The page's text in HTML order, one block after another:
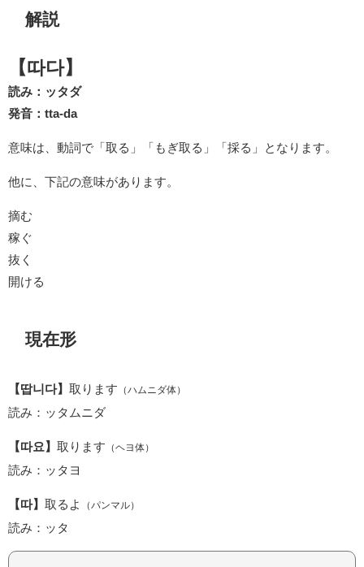
解説
【따다】
読み：ッタダ
発音：tta-da
意味は、動詞で「取る」「もぎ取る」「採る」となります。
他に、下記の意味があります。
摘む
稼ぐ
抜く
開ける
現在形
【땁니다】 取ります （ハムニダ体）
読み：ッタムニダ
【따요】 取ります （ヘヨ体）
読み：ッタヨ
【따】 取るよ （パンマル）
読み：ッタ